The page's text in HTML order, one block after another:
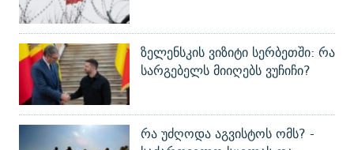
ზელენსკის ვიზიტი სერბეთში: რა
სარგებელს მიიღებს ვუჩიჩი?
რა უძღოდა აგვისტოს ომს? -